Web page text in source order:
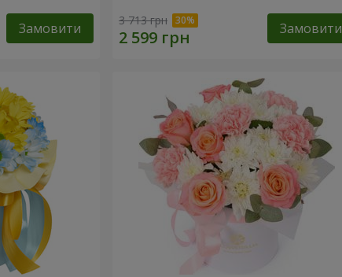
Замовити 3 713 грн Замовити